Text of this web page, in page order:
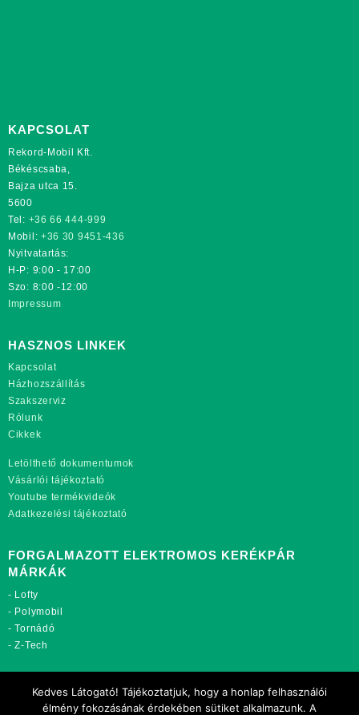
KAPCSOLAT
Rekord-Mobil Kft.
Békéscsaba,
Bajza utca 15.
5600
Tel: +36 66 444-999
Mobil: +36 30 9451-436
Nyitvatartás:
H-P: 9:00 - 17:00
Szo: 8:00 -12:00
Impressum
HASZNOS LINKEK
Kapcsolat
Házhozszállítás
Szakszerviz
Rólunk
Cikkek
Letölthető dokumentumok
Vásárlói tájékoztató
Youtube termékvideók
Adatkezelési tájékoztató
FORGALMAZOTT ELEKTROMOS KERÉKPÁR
MÁRKÁK
- Lofty
- Polymobil
-Tornádó
-Z-Tech
rekordmobil.hu
rekordmotor.hu
Kedves Látogató! Tájékoztatjuk, hogy a honlap felhasználói
élmény fokozásának érdekében sütiket alkalmazunk. A